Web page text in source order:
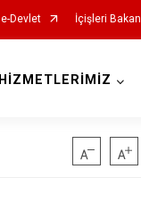
e-Devlet İçişleri
HİZMETLERİMİZ